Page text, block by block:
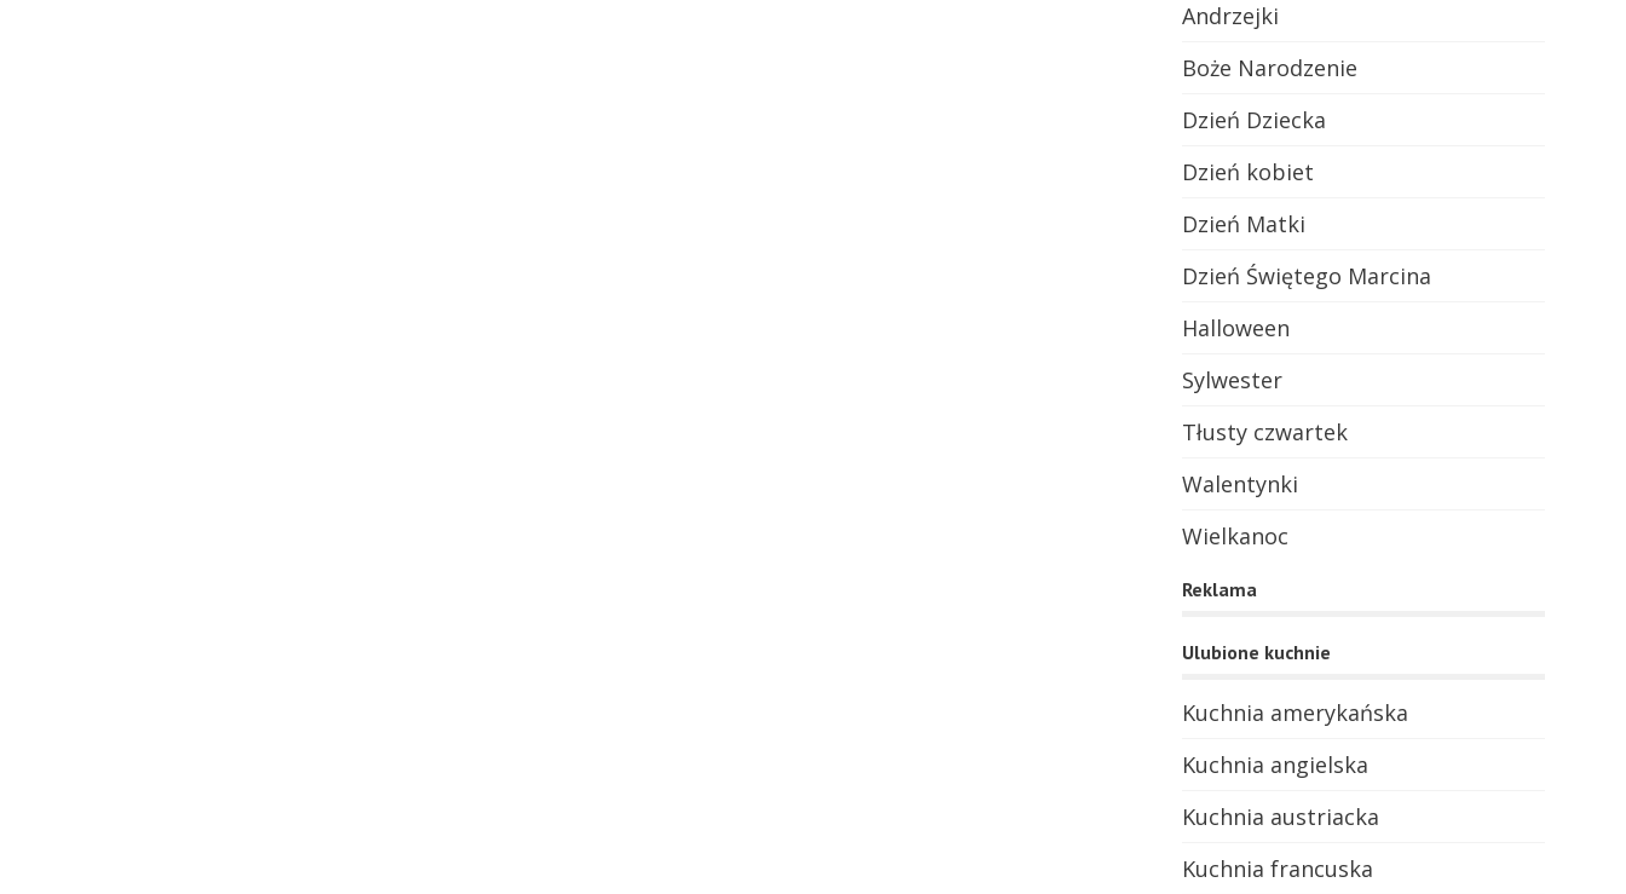
Andrzejki
Boże Narodzenie
Dzień Dziecka
Dzień kobiet
Dzień Matki
Dzień Świętego Marcina
Halloween
Sylwester
Tłusty czwartek
Walentynki
Wielkanoc
Reklama
Ulubione kuchnie
Kuchnia amerykańska
Kuchnia angielska
Kuchnia austriacka
Kuchnia francuska